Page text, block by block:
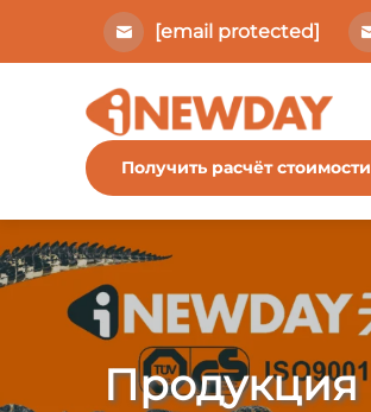
[email protected]
Получить расчёт стоимости
Продукция